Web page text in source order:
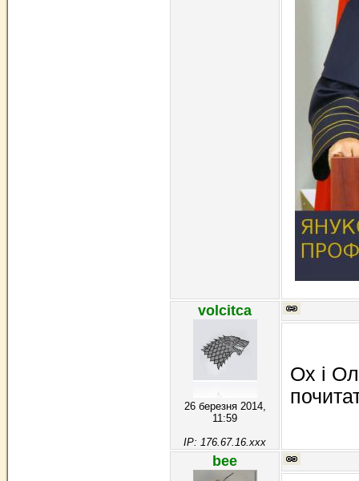
volcitca
26 березня 2014,
11:59
IP: 176.67.16.xxx
Ох і
bee